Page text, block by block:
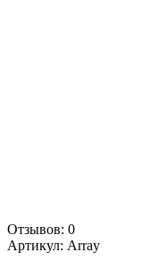
Отзывов: 0
Артикул: Array